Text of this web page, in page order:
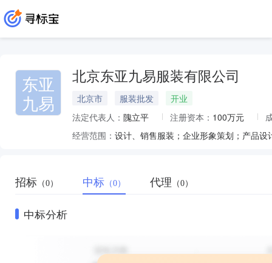
东亚
九易
北京东亚九易服装有限公司
北京市 服装批发
开业
法定代表人： 隗立平 注册资本： 100万元
经营范围：
招标 （0） 中标 （0） 代理 （0）
中标分析